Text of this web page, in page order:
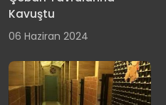
Kavuştu
06 Haziran 2024